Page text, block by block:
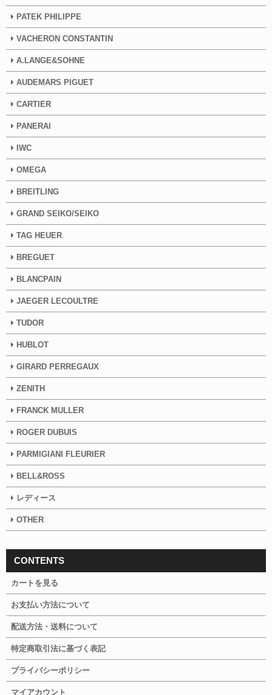
PATEK PHILIPPE
VACHERON CONSTANTIN
A.LANGE&SOHNE
AUDEMARS PIGUET
CARTIER
PANERAI
IWC
OMEGA
BREITLING
GRAND SEIKO/SEIKO
TAG HEUER
BREGUET
BLANCPAIN
JAEGER LECOULTRE
TUDOR
HUBLOT
GIRARD PERREGAUX
ZENITH
FRANCK MULLER
ROGER DUBUIS
PARMIGIANI FLEURIER
BELL&ROSS
レディース
OTHER
CONTENTS
カートを見る
お支払い方法について
配送方法・送料について
特定商取引法に基づく表記
プライバシーポリシー
マイアカウント